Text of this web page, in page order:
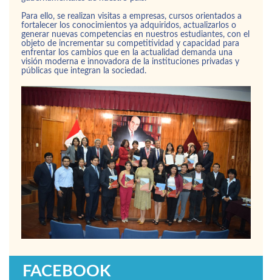
Para ello, se realizan visitas a empresas, cursos orientados a
fortalecer los conocimientos ya adquiridos, actualizarlos o
generar nuevas competencias en nuestros estudiantes, con el
objeto de incrementar su competitividad y capacidad para
enfrentar los cambios que en la actualidad demanda una
visión moderna e innovadora de la instituciones privadas y
públicas que integran la sociedad.
FACEBOOK